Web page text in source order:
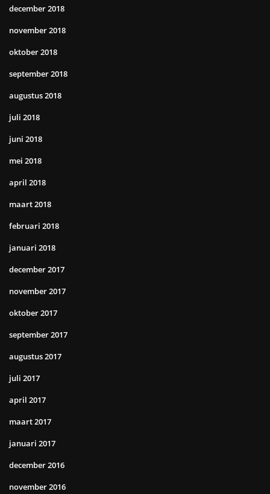
december 2018
november 2018
oktober 2018
september 2018
augustus 2018
juli 2018
juni 2018
mei 2018
april 2018
maart 2018
februari 2018
januari 2018
december 2017
november 2017
oktober 2017
september 2017
augustus 2017
juli 2017
april 2017
maart 2017
januari 2017
december 2016
november 2016